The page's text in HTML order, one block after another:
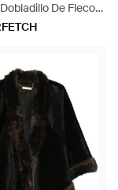
De Flecos
Pelo Artificial -